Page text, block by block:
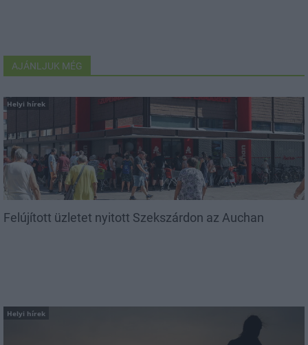
AJÁNLJUK MÉG
Helyi hírek
Felújított üzletet nyitott Szekszárdon az Auchan
Helyi hírek